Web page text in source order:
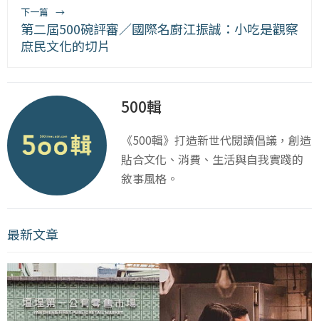
下一篇 →
第二屆500碗評審／國際名廚江振誠：小吃是觀察
庶民文化的切片
500輯
《500輯》打造新世代閱讀倡議，創造
貼合文化、消費、生活與自我實踐的
敘事風格。
最新文章